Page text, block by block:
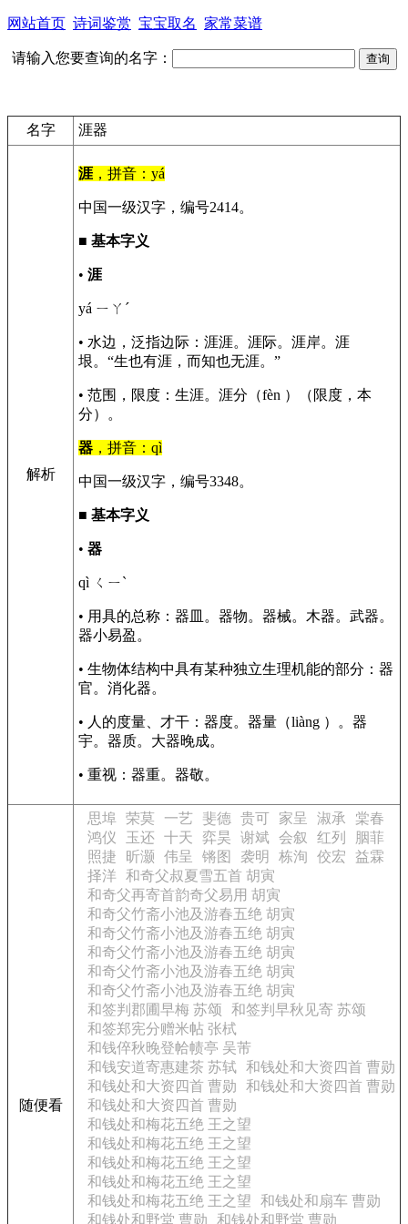
网站首页 诗词鉴赏 宝宝取名 家常菜谱
请输入您要查询的名字：
名字 涯器
解析
涯 ，拼音：yá
中国一级汉字，编号2414。
■ 基本字义
• 涯
yá ㄧㄚˊ
• 水边，泛指边际：涯涯。涯际。涯岸。涯
垠。“生也有涯，而知也无涯。”
• 范围，限度：生涯。涯分（fèn ）（限度，本
分）。
器 ，拼音：qì
中国一级汉字，编号3348。
■ 基本字义
• 器
qì ㄑㄧˋ
• 用具的总称：器皿。器物。器械。木器。武器。
器小易盈。
• 生物体结构中具有某种独立生理机能的部分：器
官。消化器。
• 人的度量、才干：器度。器量（liàng ）。器
宇。器质。大器晚成。
• 重视：器重。器敬。
随便看
思埠 荣莫 一艺 斐德 贵可 家呈 淑承
棠春
鸿仪
玉还 十天 弈昊 谢斌 会叙 红列
胭菲
照捷
昕灏 伟呈 锵图 袭明 栋洵 佼宏
益霖
择洋
和奇父叔夏雪五首 胡寅
和奇父再寄首韵奇父易用 胡寅
和奇父竹斋小池及游春五绝 胡寅
和奇父竹斋小池及游春五绝 胡寅
和奇父竹斋小池及游春五绝 胡寅
和奇父竹斋小池及游春五绝 胡寅
和奇父竹斋小池及游春五绝 胡寅
和签判郡圃早梅 苏颂
和签判早秋见寄 苏颂
和签郑宪分赠米帖 张栻
和钱倅秋晚登帢帻亭 吴芾
和钱安道寄惠建茶 苏轼 和钱处和大资四首 曹勋
和钱处和大资四首 曹勋
和钱处和大资四首 曹勋
和钱处和大资四首 曹勋
和钱处和梅花五绝 王之望
和钱处和梅花五绝 王之望
和钱处和梅花五绝 王之望
和钱处和梅花五绝 王之望
和钱处和梅花五绝 王之望
和钱处和扇车 曹勋
和钱处和野堂 曹勋
和钱处和野堂 曹勋